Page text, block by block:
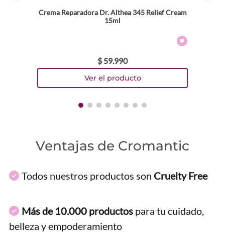
Crema Reparadora Dr. Althea 345 Relief Cream
15ml
$ 59.990
Ventajas de Cromantic
Todos nuestros productos son Cruelty Free
Más de 10.000 productos para tu cuidado,
belleza y empoderamiento